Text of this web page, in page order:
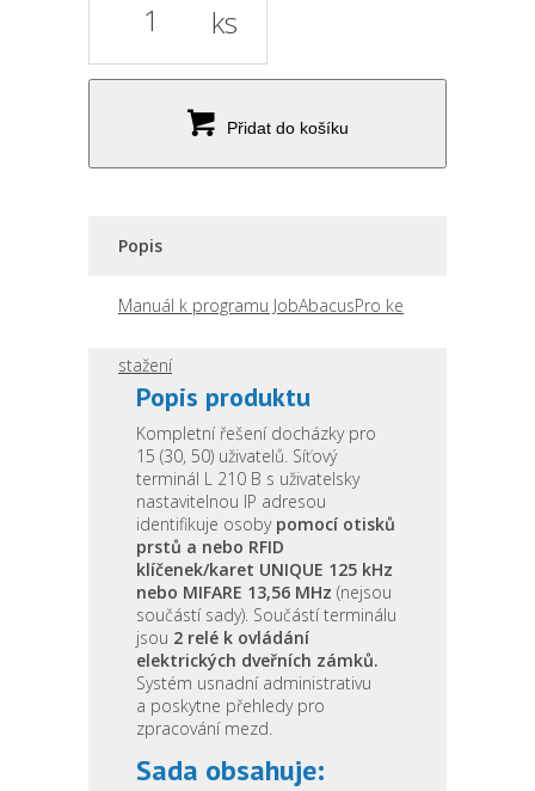
ks
Přidat do košíku
Popis
Manuál k programu JobAbacusPro ke
stažení
Popis produktu
Kompletní řešení docházky pro
15 (30, 50) uživatelů. Síťový
terminál L 210 B s uživatelsky
nastavitelnou IP adresou
identifikuje osoby pomocí otisků
prstů a nebo RFID
klíčenek/karet UNIQUE 125 kHz
nebo MIFARE 13,56 MHz (nejsou
součástí sady). Součástí terminálu
jsou 2 relé k ovládání
elektrických dveřních zámků.
Systém usnadní administrativu
a poskytne přehledy pro
zpracování mezd.
Sada obsahuje: